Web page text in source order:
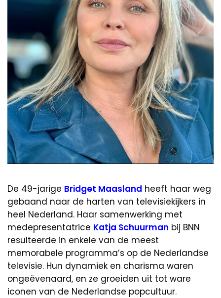
De 49-jarige Bridget Maasland heeft haar weg
gebaand naar de harten van televisiekijkers in
heel Nederland. Haar samenwerking met
medepresentatrice Katja Schuurman bij BNN
resulteerde in enkele van de meest
memorabele programma’s op de Nederlandse
televisie. Hun dynamiek en charisma waren
ongeëvenaard, en ze groeiden uit tot ware
iconen van de Nederlandse popcultuur.